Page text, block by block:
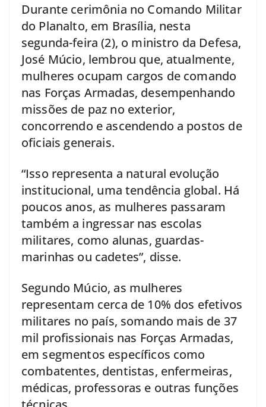
Durante cerimônia no Comando Militar
do Planalto, em Brasília, nesta
segunda-feira (2), o ministro da Defesa,
José Múcio, lembrou que, atualmente,
mulheres ocupam cargos de comando
nas Forças Armadas, desempenhando
missões de paz no exterior,
concorrendo e ascendendo a postos de
oficiais generais.
“Isso representa a natural evolução
institucional, uma tendência global. Há
poucos anos, as mulheres passaram
também a ingressar nas escolas
militares, como alunas, guardas-
marinhas ou cadetes”, disse.
Segundo Múcio, as mulheres
representam cerca de 10% dos efetivos
militares no país, somando mais de 37
mil profissionais nas Forças Armadas,
em segmentos específicos como
combatentes, dentistas, enfermeiras,
médicas, professoras e outras funções